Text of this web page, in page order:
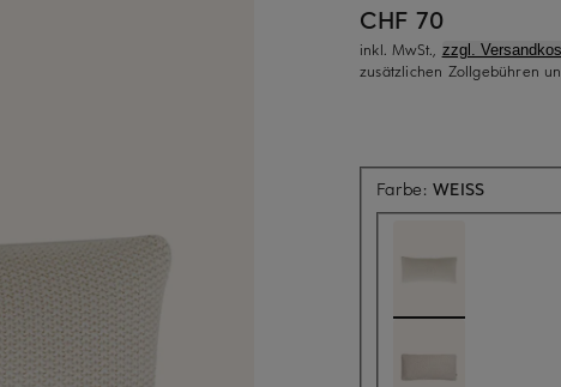
CHF 70
inkl. MwSt., zzgl.
zusätzlichen Zollgebühren
Farbe:WEISS